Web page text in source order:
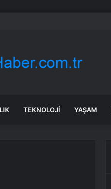
böyle çaldı
TEKNOLOJI YAŞAM